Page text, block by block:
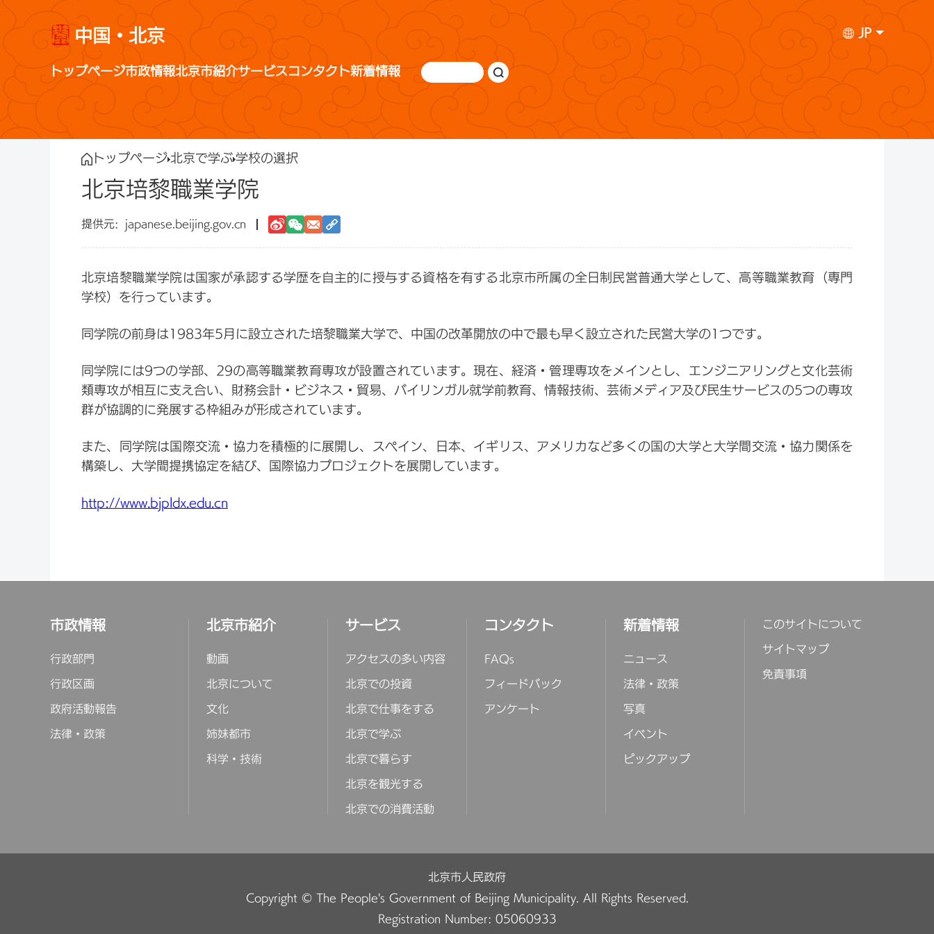
中国・北京 JP
トップページ市政情報北京市紹介サービスコンタクト新着情報
トップページ北京で学ぶ 学校の選択
北京培黎職業学院
japanese.beijing.gov.cn
北京培黎職業学院は国家が承認する学歴を自主的に授与する資格を有する北京市所属の全日制民営普通大学として、高等職業教育（専門
学校）を行っています。
同学院の前身は1983年5月に設立された培黎職業大学で、中国の改革開放の中で最も早く設立された民営大学の1つです。
同学院には9つの学部、29の高等職業教育専攻が設置されています。現在、経済・管理専攻をメインとし、エンジニアリングと文化芸術
類専攻が相互に支え合い、財務会計・ビジネス・貿易、バイリンガル就学前教育、情報技術、芸術メディア及び民生サービスの5つの専攻
群が協調的に発展する枠組みが形成されています。
また、同学院は国際交流・協力を積極的に展開し、スペイン、日本、イギリス、アメリカなど多くの国の大学と大学間交流・協力関係を
構築し、大学間提携協定を結び、国際協力プロジェクトを展開しています。
http://www.bjpldx.edu.cn
市政情報
行政部門
行政区画
政府活動報告
法律・政策
北京市紹介
動画
北京について
文化
姉妹都市
科学・技術
サービス
アクセスの多い内容
北京での投資
北京で仕事をする
北京で学ぶ
北京で暮らす
北京を観光する
北京での消費活動
コンタクト
FAQs
フィードバック
アンケート
新着情報
ニュース
法律・政策
写真
イベント
ピックアップ
このサイトについて
サイトマップ
免責事項
北京市人民政府
Copyright © The People's Government of Beijing Municipality. All Rights Reserved.
Registration Number: 05060933